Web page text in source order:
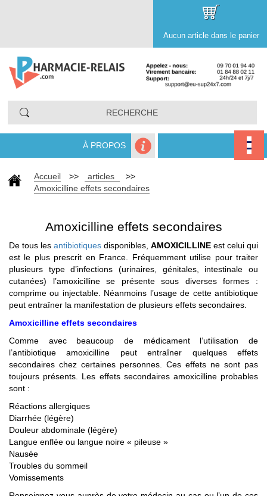
Aucun article dans le panier
À PROPOS
Accueil >> articles
>>
Amoxicilline effets secondaires
Amoxicilline effets secondaires
De tous les antibiotiques disponibles, AMOXICILLINE est celui qui
est le plus prescrit en France. Fréquemment utilise pour traiter
plusieurs type d’infections (urinaires, génitales, intestinale ou
cutanées) l’amoxicilline se présente sous diverses formes :
comprime ou injectable. Néanmoins l’usage de cette antibiotique
peut entraîner la manifestation de plusieurs effets secondaires.
Amoxicilline effets secondaires
Comme avec beaucoup de médicament l’utilisation de
l’antibiotique amoxicilline peut entraîner quelques effets
secondaires chez certaines personnes. Ces effets ne sont pas
toujours présents. Les effets secondaires amoxicilline probables
sont :
Réactions allergiques
Diarrhée (légère)
Douleur abdominale (légère)
Langue enflée ou langue noire « pileuse »
Nausée
Troubles du sommeil
Vomissements